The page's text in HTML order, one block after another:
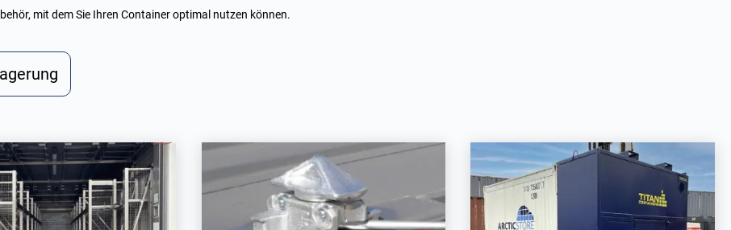
mit dem Sie Ihren Container optimal nutzen können.